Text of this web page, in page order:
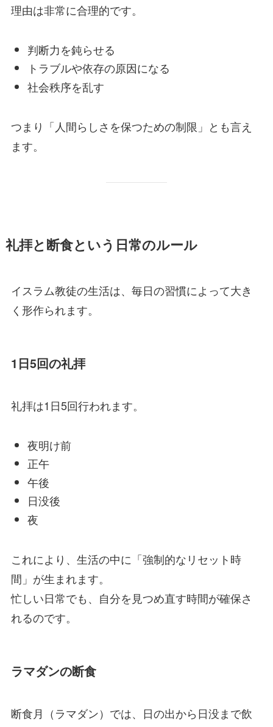
理由は非常に合理的です。
判断力を鈍らせる
トラブルや依存の原因になる
社会秩序を乱す
つまり「人間らしさを保つための制限」とも言え
ます。
礼拝と断食という日常のルール
イスラム教徒の生活は、毎日の習慣によって大き
く形作られます。
1日5回の礼拝
礼拝は1日5回行われます。
夜明け前
正午
午後
日没後
夜
これにより、生活の中に「強制的なリセット時
間」が生まれます。
忙しい日常でも、自分を見つめ直す時間が確保さ
れるのです。
ラマダンの断食
断食月（ラマダン）では、日の出から日没まで飲